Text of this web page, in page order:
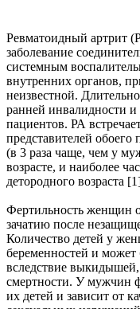
Ревматоидный артрит
заболевание
системным
внутренних органов,
неизвестной.
ранней инвалидности
пациентов. РА
представителей
(в 3 раза чаще, чем у
возрасте, и наиболее
детородного возраста
Фертильность женщин
зачатию после
Количество детей у
беременностей и
вследствие
смертности. У мужчин
их детей и зависит от